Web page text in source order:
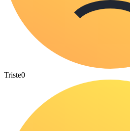
Triste0